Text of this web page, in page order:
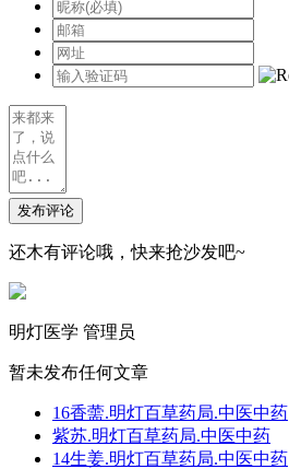
发布评论
还木有评论哦，快来抢沙发吧~
明灯医学 管理员
暂未发布任何文章
16香薷.明灯百草药局.中医中药
紫苏.明灯百草药局.中医中药
14生姜.明灯百草药局.中医中药